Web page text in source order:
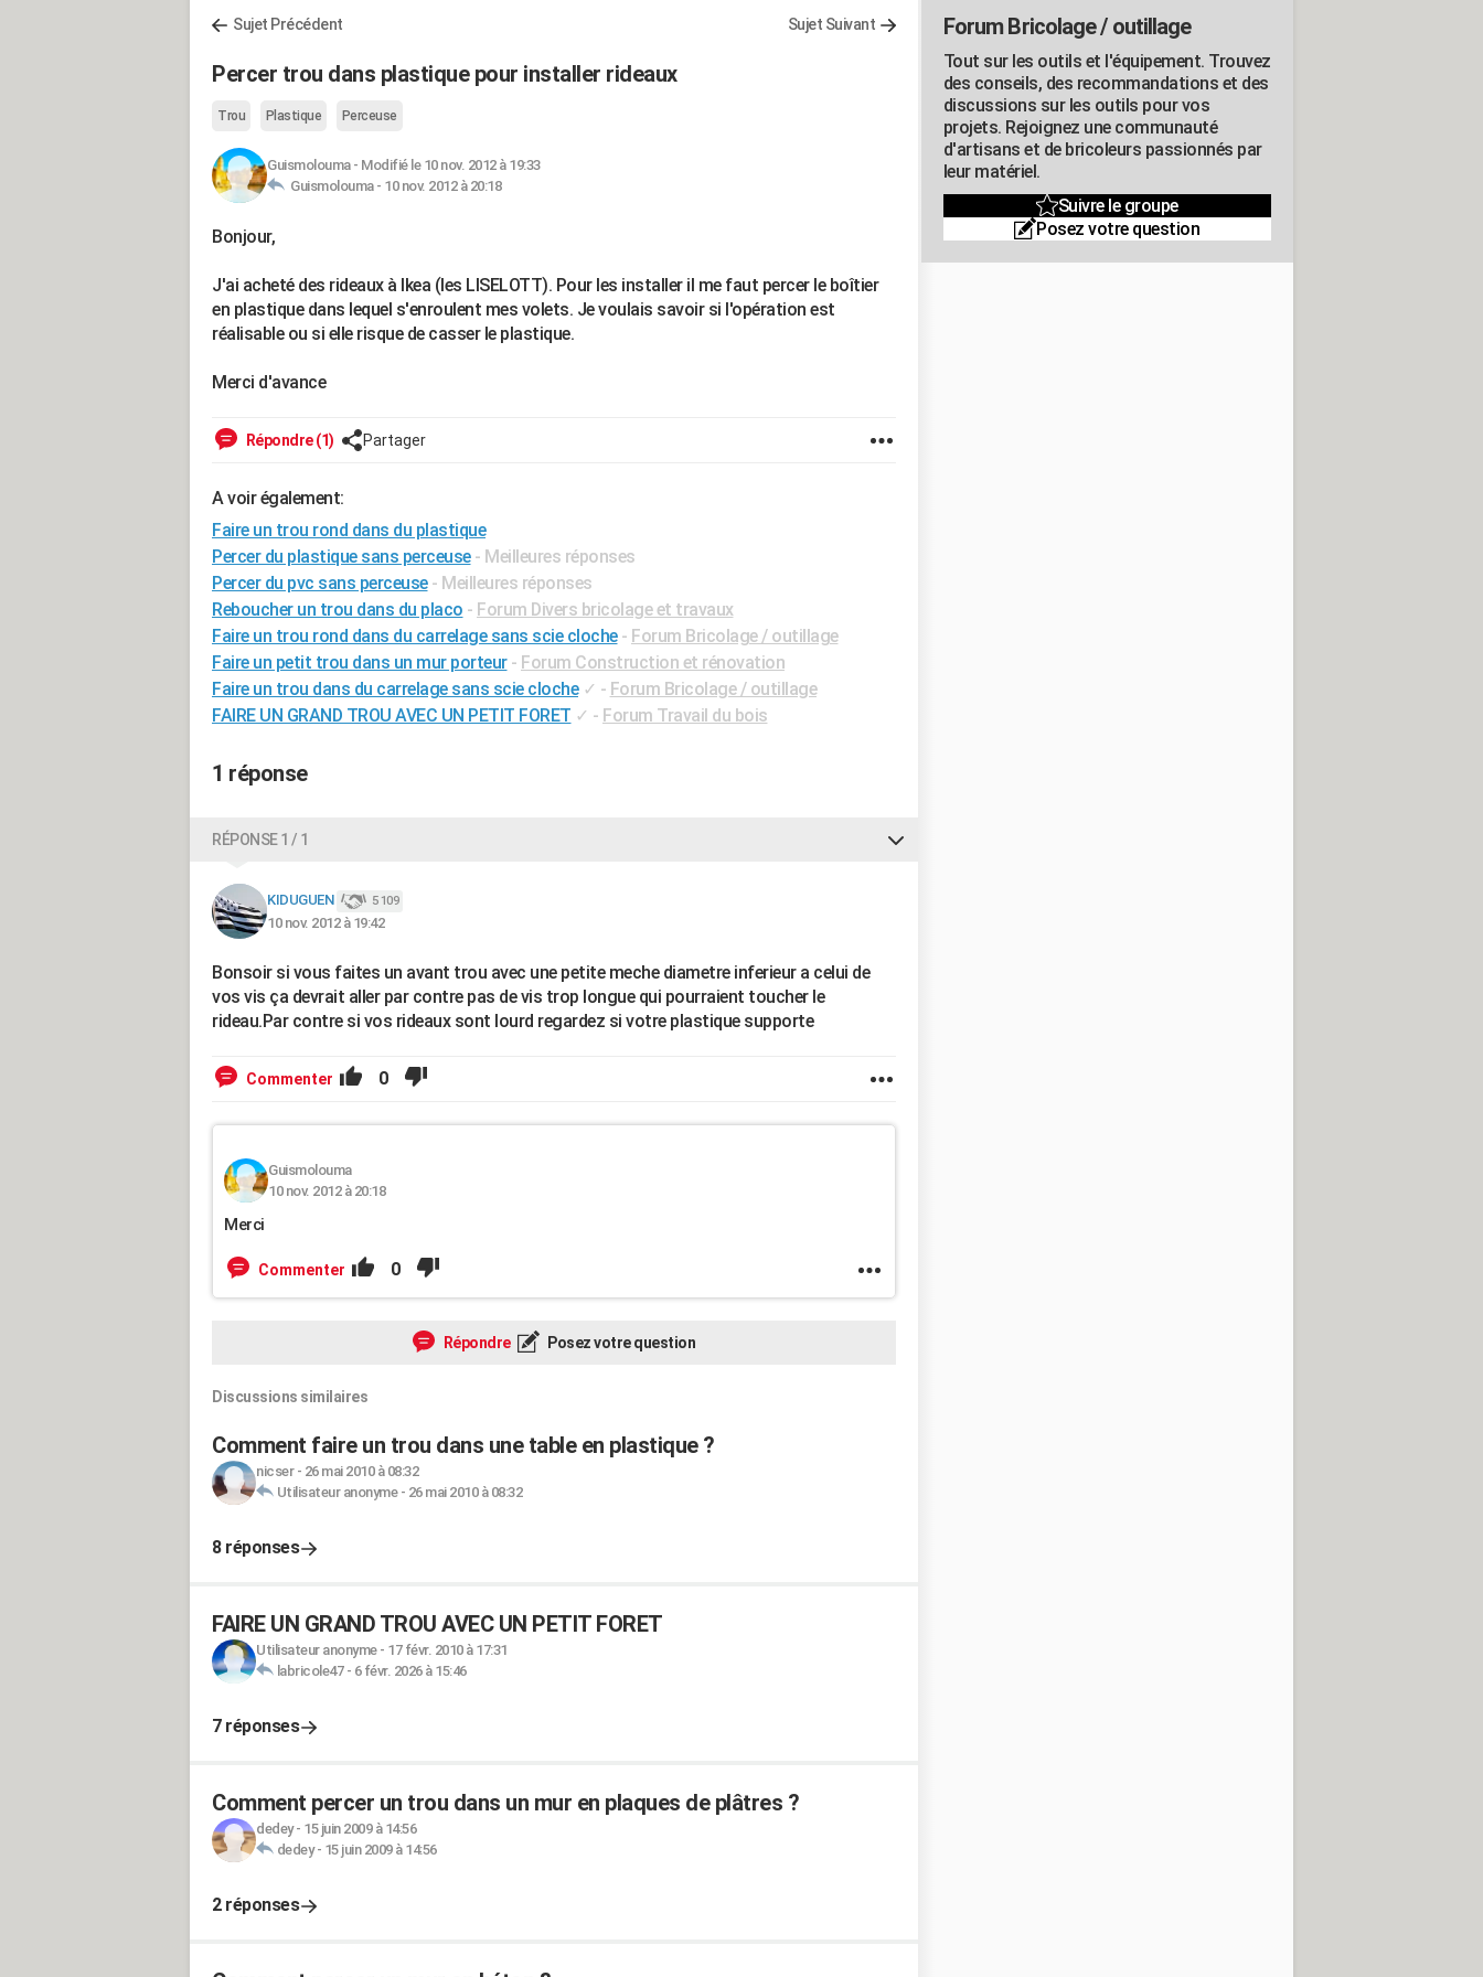
Sujet Précédent Sujet Suivant
Percer trou dans plastique pour installer rideaux
Trou Plastique Perceuse
Guismolouma- Modifié le 10 nov. 2012 à 19:33
Guismolouma - 10 nov. 2012 à 20:18
Bonjour,
J'ai acheté des rideaux à Ikea (les LISELOTT). Pour les installer il me faut percer le boîtier
en plastique dans lequel s'enroulent mes volets. Je voulais savoir si l'opération est
réalisable ou si elle risque de casser le plastique.
Merci d'avance
Répondre (1) Partager
A voir également:
Faire un trou rond dans du plastique
Percer du plastique sans perceuse - Meilleures réponses
Percer du pvc sans perceuse - Meilleures réponses
Reboucher un trou dans du placo - Forum Divers bricolage et travaux
Faire un trou rond dans du carrelage sans scie cloche - Forum Bricolage / outillage
Faire un petit trou dans un mur porteur - Forum Construction et rénovation
Faire un trou dans du carrelage sans scie cloche ✓ - Forum Bricolage / outillage
FAIRE UN GRAND TROU AVEC UN PETIT FORET ✓ - Forum Travail du bois
1 réponse
RÉPONSE 1 / 1
KIDUGUEN 5 109
10 nov. 2012 à 19:42
Bonsoir si vous faites un avant trou avec une petite meche diametre inferieur a celui de
vos vis ça devrait aller par contre pas de vis trop longue qui pourraient toucher le
rideau.Par contre si vos rideaux sont lourd regardez si votre plastique supporte
Commenter 0
Guismolouma
10 nov. 2012 à 20:18
Merci
Commenter 0
Répondre Posez votre question
Discussions similaires
Comment faire un trou dans une table en plastique ?
nicser- 26 mai 2010 à 08:32
Utilisateur anonyme- 26 mai 2010 à 08:32
8 réponses
FAIRE UN GRAND TROU AVEC UN PETIT FORET
Utilisateur anonyme- 17 févr. 2010 à 17:31
labricole47- 6 févr. 2026 à 15:46
7 réponses
Comment percer un trou dans un mur en plaques de plâtres ?
dedey- 15 juin 2009 à 14:56
dedey- 15 juin 2009 à 14:56
2 réponses
Forum Bricolage / outillage
Tout sur les outils et l'équipement. Trouvez
des conseils, des recommandations et des
discussions sur les outils pour vos
projets. Rejoignez une communauté
d'artisans et de bricoleurs passionnés par
leur matériel.
Suivre le groupe
Posez votre question